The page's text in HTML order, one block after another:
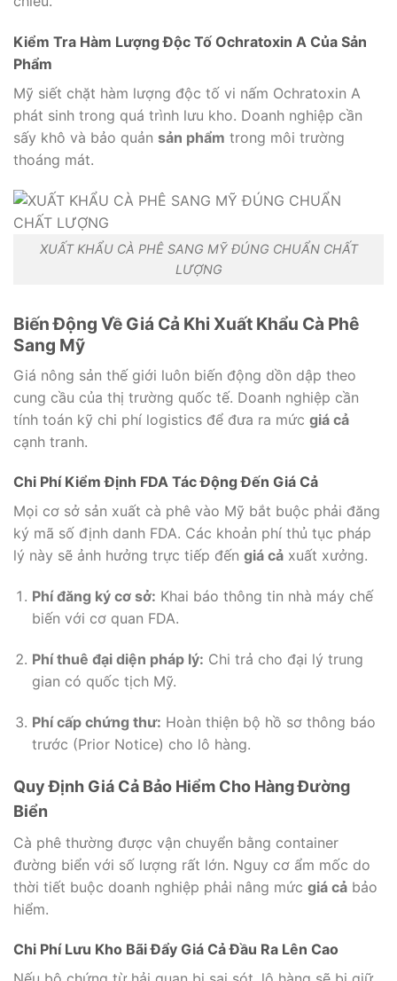
Kiểm Tra Hàm Lượng Độc Tố Ochratoxin A Của Sản
Phẩm
Mỹ siết chặt hàm lượng độc tố vi nấm Ochratoxin A
phát sinh trong quá trình lưu kho. Doanh nghiệp cần
sấy khô và bảo quản sản phẩm trong môi trường
thoáng mát.
XUẤT KHẨU CÀ PHÊ SANG MỸ ĐÚNG CHUẨN CHẤT
LƯỢNG
Biến Động Về Giá Cả Khi Xuất Khẩu Cà Phê
Sang Mỹ
Giá nông sản thế giới luôn biến động dồn dập theo
cung cầu của thị trường quốc tế. Doanh nghiệp cần
tính toán kỹ chi phí logistics để đưa ra mức giá cả
cạnh tranh.
Chi Phí Kiểm Định FDA Tác Động Đến Giá Cả
Mọi cơ sở sản xuất cà phê vào Mỹ bắt buộc phải đăng
ký mã số định danh FDA. Các khoản phí thủ tục pháp
lý này sẽ ảnh hưởng trực tiếp đến giá cả xuất xưởng.
Phí đăng ký cơ sở: Khai báo thông tin nhà máy chế
biến với cơ quan FDA.
Phí thuê đại diện pháp lý: Chi trả cho đại lý trung
gian có quốc tịch Mỹ.
Phí cấp chứng thư: Hoàn thiện bộ hồ sơ thông báo
trước (Prior Notice) cho lô hàng.
Quy Định Giá Cả Bảo Hiểm Cho Hàng Đường
Biển
Cà phê thường được vận chuyển bằng container
đường biển với số lượng rất lớn. Nguy cơ ẩm mốc do
thời tiết buộc doanh nghiệp phải nâng mức giá cả bảo
hiểm.
Chi Phí Lưu Kho Bãi Đẩy Giá Cả Đầu Ra Lên Cao